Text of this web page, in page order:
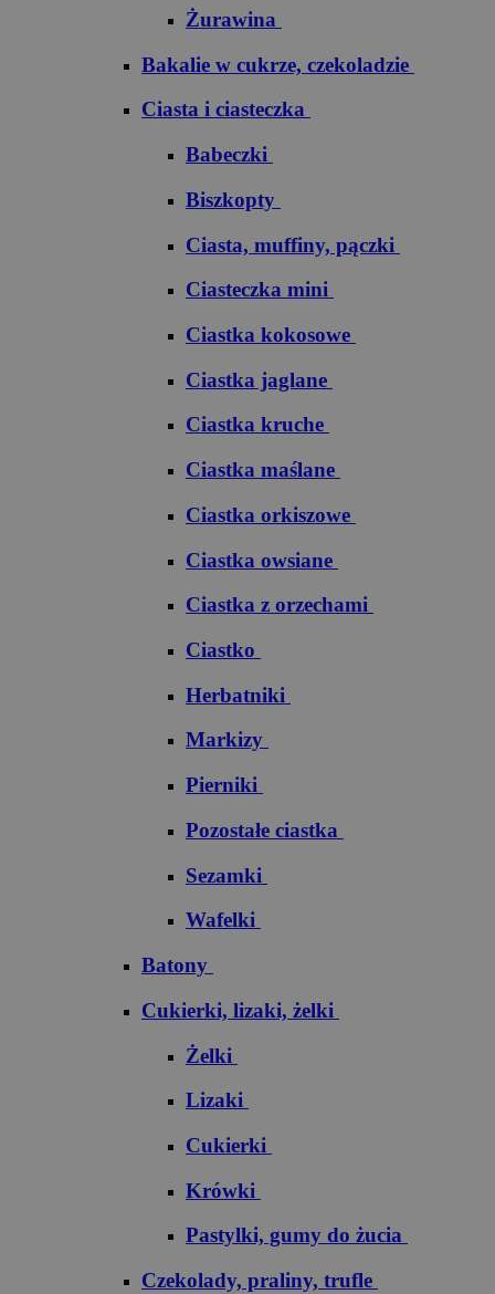
Żurawina
Bakalie w cukrze, czekoladzie
Ciasta i ciasteczka
Babeczki
Biszkopty
Ciasta, muffiny, pączki
Ciasteczka mini
Ciastka kokosowe
Ciastka jaglane
Ciastka kruche
Ciastka maślane
Ciastka orkiszowe
Ciastka owsiane
Ciastka z orzechami
Ciastko
Herbatniki
Markizy
Pierniki
Pozostałe ciastka
Sezamki
Wafelki
Batony
Cukierki, lizaki, żelki
Żelki
Lizaki
Cukierki
Krówki
Pastylki, gumy do żucia
Czekolady, praliny, trufle